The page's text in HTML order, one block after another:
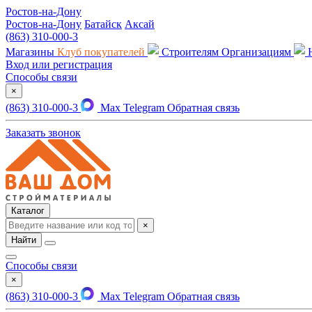
Ростов-на-Дону
Ростов-на-Дону Батайск Аксай
(863) 310-000-3
Магазины Клуб покупателей Строителям Организациям
Вход или регистрация
Способы связи
×
(863) 310-000-3 Max Telegram Обратная связь
Заказать звонок
Каталог
×
Найти
Способы связи
×
(863) 310-000-3 Max Telegram Обратная связь